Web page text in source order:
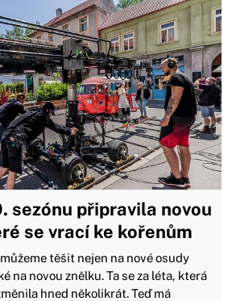
sezónu připravila novou
se vrací ke kořenům
těšit nejen na nové osudy
na novou znělku. Ta se za léta, která
hned několikrát. Teď má